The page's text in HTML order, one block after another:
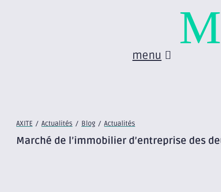
menu
AXITE / Actualités / Blog / Actualités
Marché de l’immobilier d’entreprise des
M